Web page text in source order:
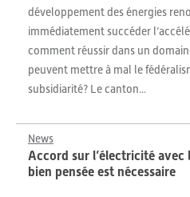
développement des énergies
immédiatement succéder
comment réussir dans un
peuvent mettre à mal le
subsidiarité? Le canton...
News
Accord sur l’électricité avec
bien pensée est nécessaire